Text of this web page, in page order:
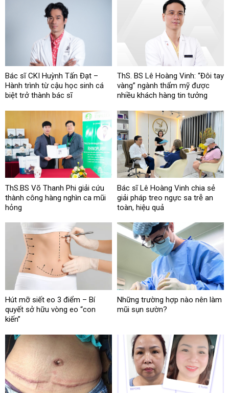
Bác sĩ CKI Huỳnh Tấn Đạt –
Hành trình từ cậu học sinh cá
biệt trở thành bác sĩ
ThS. BS Lê Hoàng Vinh: “Đôi tay
vàng” ngành thẩm mỹ được
nhiều khách hàng tin tưởng
ThS.BS Võ Thanh Phi giải cứu
thành công hàng nghìn ca mũi
hỏng
Bác sĩ Lê Hoàng Vinh chia sẻ
giải pháp treo ngực sa trễ an
toàn, hiệu quả
Hút mỡ siết eo 3 điểm – Bí
quyết sở hữu vòng eo “con
kiến”
Những trường hợp nào nên làm
mũi sụn sườn?